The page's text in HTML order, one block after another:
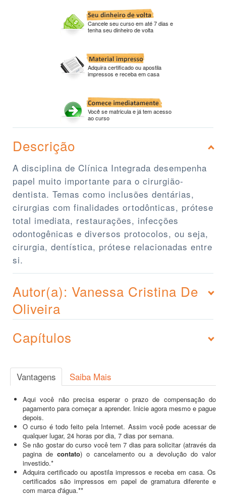
Cancele seu curso em até 7 dias e
tenha seu dinheiro de volta
Adquira certificado ou apostila
impressos e receba em casa
Você se matricula e já tem acesso
ao curso
Descrição
A disciplina de Clínica Integrada desempenha
papel muito importante para o cirurgião-
dentista. Temas como inclusões dentárias,
cirurgias com finalidades ortodônticas, prótese
total imediata, restaurações, infecções
odontogênicas e diversos protocolos, ou seja,
cirurgia, dentística, prótese relacionadas entre
si.
Autor(a): Vanessa Cristina De
Oliveira
Capítulos
Vantagens Saiba Mais
Aqui você não precisa esperar o prazo de compensação do
pagamento para começar a aprender. Inicie agora mesmo e pague
depois.
O curso é todo feito pela Internet. Assim você pode acessar de
qualquer lugar, 24 horas por dia, 7 dias por semana.
Se não gostar do curso você tem 7 dias para solicitar (através da
pagina de contato) o cancelamento ou a devolução do valor
investido.*
Adquira certificado ou apostila impressos e receba em casa. Os
certificados são impressos em papel de gramatura diferente e
com marca d'água.**